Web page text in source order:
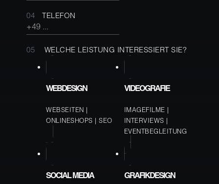
TELEFON
WELCHE LEISTUNG INTERESSIERT SIE?
WEBDESIGN
WEBSEITEN
ONLINESHOPS
SEO
VIDEOGRAFIE
IMAGEFILME
INTERVIEWS
EVENTBEGLEITUNG
SOCIAL MEDIA GRAFIKDESIGN